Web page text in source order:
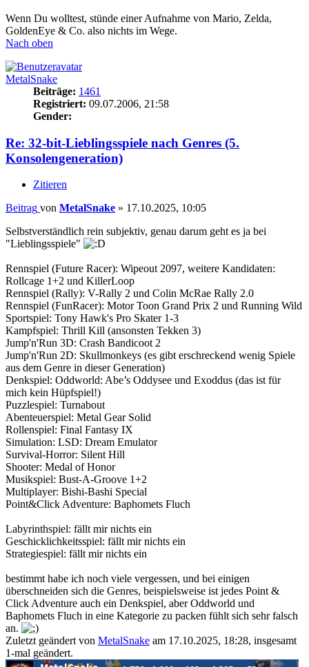
Wenn Du wolltest, stünde einer Aufnahme von Mario, Zelda,
GoldenEye & Co. also nichts im Wege.
Nach oben
MetalSnake
Beiträge: 1461
Registriert: 09.07.2006, 21:58
Gender:
Re: 32-bit-Lieblingsspiele nach Genres (5.
Konsolengeneration)
Zitieren
Beitrag von MetalSnake » 17.10.2025, 10:05
Selbstverständlich rein subjektiv, genau darum geht es ja bei
"Lieblingsspiele"
Rennspiel (Future Racer): Wipeout 2097, weitere Kandidaten:
Rollcage 1+2 und KillerLoop
Rennspiel (Rally): V-Rally 2 und Colin McRae Rally 2.0
Rennspiel (FunRacer): Motor Toon Grand Prix 2 und Running Wild
Sportspiel: Tony Hawk's Pro Skater 1-3
Kampfspiel: Thrill Kill (ansonsten Tekken 3)
Jump'n'Run 3D: Crash Bandicoot 2
Jump'n'Run 2D: Skullmonkeys (es gibt erschreckend wenig Spiele
aus dem Genre in dieser Generation)
Denkspiel: Oddworld: Abe’s Oddysee und Exoddus (das ist für
mich kein Hüpfspiel!)
Puzzlespiel: Turnabout
Abenteuerspiel: Metal Gear Solid
Rollenspiel: Final Fantasy IX
Simulation: LSD: Dream Emulator
Survival-Horror: Silent Hill
Shooter: Medal of Honor
Musikspiel: Bust-A-Groove 1+2
Multiplayer: Bishi-Bashi Special
Point&Click Adventure: Baphomets Fluch
Labyrinthspiel: fällt mir nichts ein
Geschicklichkeitsspiel: fällt mir nichts ein
Strategiespiel: fällt mir nichts ein
bestimmt habe ich noch viele vergessen, und bei einigen
überschneiden sich die Genres, beispielsweise ist jedes Point &
Click Adventure auch ein Denkspiel, aber Oddworld und
Baphomets Fluch in eine Kategorie zu packen fühlt sich sehr falsch
an.
Zuletzt geändert von MetalSnake am 17.10.2025, 18:28, insgesamt
1-mal geändert.